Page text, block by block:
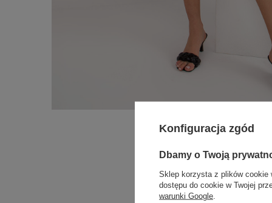
Konfiguracja zgód
Dbamy o Twoją
Sklep korzysta z plików cookie
dostępu do cookie w Twojej
warunki Google